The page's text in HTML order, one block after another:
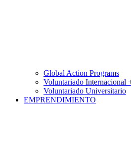
Global Action Programs
Voluntariado Internacional
Voluntariado Universitario
EMPRENDIMIENTO